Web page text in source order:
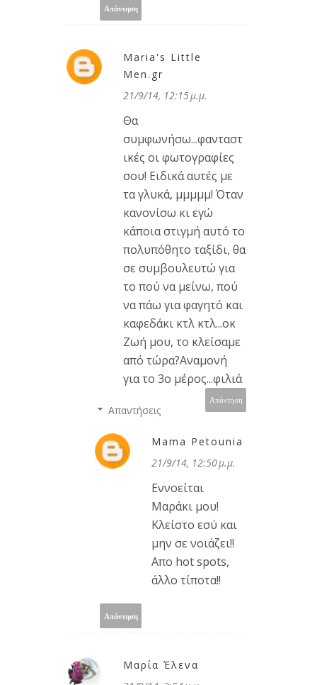
Απάντηση
Maria's Little
Men.gr
21/9/14, 12:15 μ.μ.
Θα
συμφωνήσω...φανταστ
ικές οι φωτογραφίες
σου! Ειδικά αυτές με
τα γλυκά, μμμμμ! Όταν
κανονίσω κι εγώ
κάποια στιγμή αυτό το
πολυπόθητο ταξίδι, θα
σε συμβουλευτώ για
το πού να μείνω, πού
να πάω για φαγητό και
καφεδάκι κτλ κτλ...οκ
Ζωή μου, το κλείσαμε
από τώρα?Αναμονή
για το 3ο μέρος...φιλιά
Απάντηση
Απαντήσεις
Mama Petounia
21/9/14, 12:50 μ.μ.
Εννοείται
Μαράκι μου!
Κλείστο εσύ και
μην σε νοιάζει!!
Απο hot spots,
άλλο τίποτα!!
Απάντηση
Μαρία Έλενα